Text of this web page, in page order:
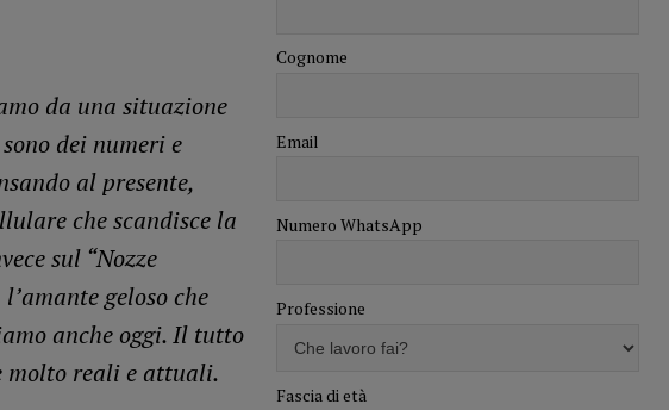
da una situazione
dei numeri e
al presente,
che scandisce la
sul “Nozze
geloso che
anche oggi. Il tutto
molto reali e attuali.
Cognome
Email
Numero WhatsApp
Professione
Fascia di età